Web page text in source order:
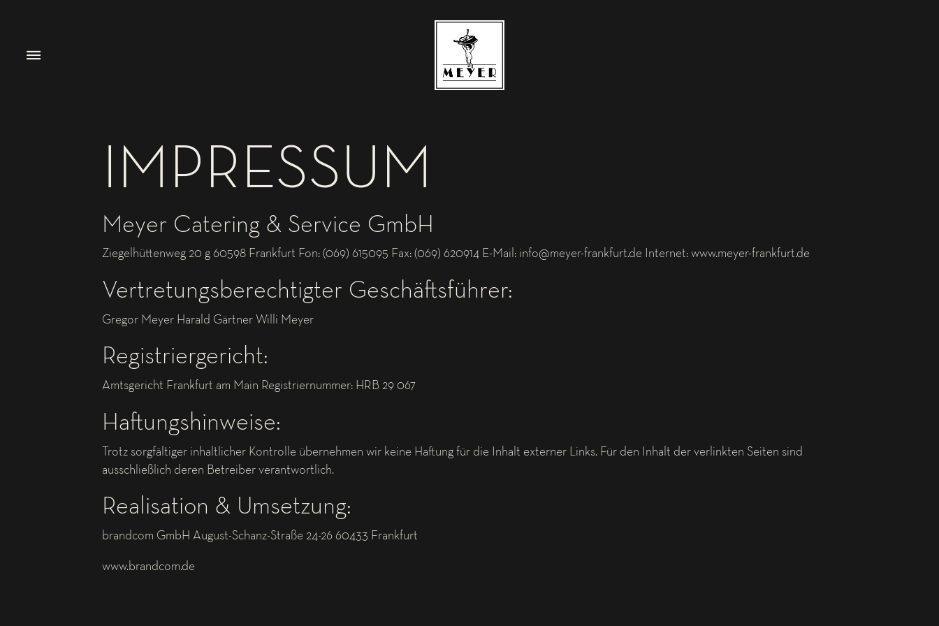
IMPRESSUM
Meyer Catering & Service GmbH
Ziegelhüttenweg 20 g 60598 Frankfurt Fon: (069) 615095 Fax: (069) 620914 E-Mail: info@meyer-frankfurt.de Internet: www.meyer-frankfurt.de
Vertretungsberechtigter Geschäftsführer:
Gregor Meyer Harald Gärtner Willi Meyer
Registriergericht:
Amtsgericht Frankfurt am Main Registriernummer: HRB 29 067
Haftungshinweise:
Trotz sorgfältiger inhaltlicher Kontrolle übernehmen wir keine Haftung für die Inhalt externer Links. Für den Inhalt der verlinkten Seiten sind
ausschließlich deren Betreiber verantwortlich.
Realisation & Umsetzung:
brandcom GmbH August-Schanz-Straße 24-26 60433 Frankfurt
www.brandcom.de